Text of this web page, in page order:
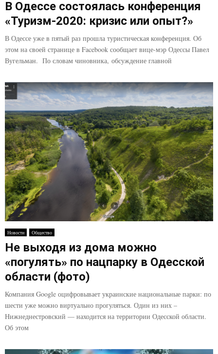
В Одессе состоялась конференция
«Туризм-2020: кризис или опыт?»
В Одессе уже в пятый раз прошла туристическая конференция. Об
этом на своей странице в Facebook сообщает вице-мэр Одессы Павел
Вугельман. По словам чиновника, обсуждение главной
Новости Общество
Не выходя из дома можно
«погулять» по нацпарку в Одесской
области (фото)
Компания Google оцифровывает украинские национальные парки: по
шести уже можно виртуально прогуляться. Один из них –
Нижнеднестровский — находится на территории Одесской области.
Об этом